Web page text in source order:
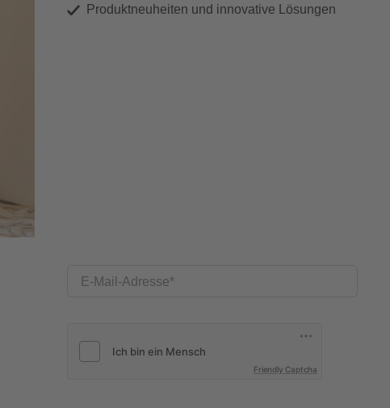
Produktneuheiten und innovative Lösungen
E-Mail-Adresse
Friendly Captcha